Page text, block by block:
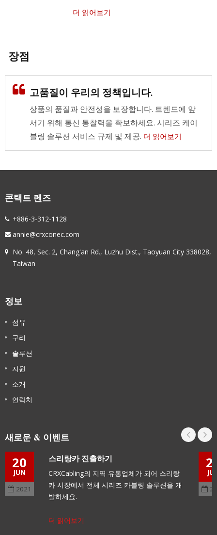
더 읽어보기
장점
고품질이 우리의 정책입니다.
상품의 품질과 안전성을 보장합니다. 트렌드에 앞
서기 위해 통신 통찰력을 확보하세요. 시리즈 케이
블링 솔루션 서비스 규제 및 제공. 더 읽어보기
콘택트 렌즈
+886-3-312-1128
annie@crxconec.com
No. 48, Sec. 2, Chang'an Rd., Luzhu Dist., Taoyuan City 338028,
Taiwan
정보
섬유
구리
솔루션
지원
소개
연락처
새로운 & 이벤트
20
JUN
2021
스리랑카 진출하기
CRXCabling의 지역 유통업체가 되어 스리랑
카 시장에서 전체 시리즈 카블링 솔루션을 개
발하세요.
더 읽어보기